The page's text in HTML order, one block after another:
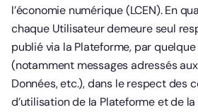
l’économie numérique (LCEN). En
chaque Utilisateur demeure seul
publié via la Plateforme, par
(notamment messages adressés
Données, etc.), dans le respect des
d’utilisation de la Plateforme et de